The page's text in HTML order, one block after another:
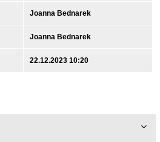
Joanna Bednarek
Joanna Bednarek
22.12.2023 10:20